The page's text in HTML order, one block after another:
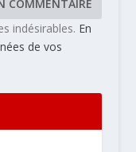
indésirables. En
de vos